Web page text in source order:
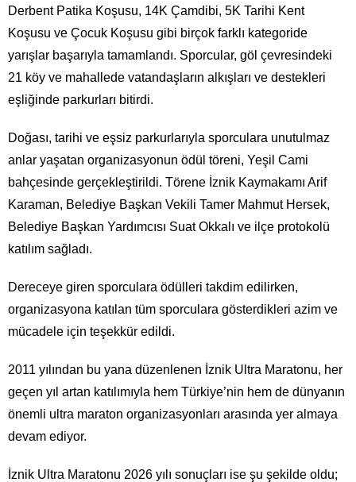
Derbent Patika Koşusu, 14K Çamdibi, 5K Tarihi Kent
Koşusu ve Çocuk Koşusu gibi birçok farklı kategoride
yarışlar başarıyla tamamlandı. Sporcular, göl çevresindeki
21 köy ve mahallede vatandaşların alkışları ve destekleri
eşliğinde parkurları bitirdi.
Doğası, tarihi ve eşsiz parkurlarıyla sporculara unutulmaz
anlar yaşatan organizasyonun ödül töreni, Yeşil Cami
bahçesinde gerçekleştirildi. Törene İznik Kaymakamı Arif
Karaman, Belediye Başkan Vekili Tamer Mahmut Hersek,
Belediye Başkan Yardımcısı Suat Okkalı ve ilçe protokolü
katılım sağladı.
Dereceye giren sporculara ödülleri takdim edilirken,
organizasyona katılan tüm sporculara gösterdikleri azim ve
mücadele için teşekkür edildi.
2011 yılından bu yana düzenlenen İznik Ultra Maratonu, her
geçen yıl artan katılımıyla hem Türkiye’nin hem de dünyanın
önemli ultra maraton organizasyonları arasında yer almaya
devam ediyor.
İznik Ultra Maratonu 2026 yılı sonuçları ise şu şekilde oldu;